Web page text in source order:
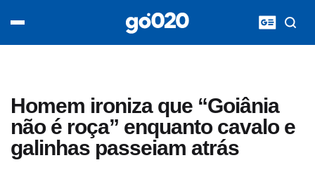
Homem ironiza que “Goiânia
não é roça” enquanto cavalo e
galinhas passeiam atrás
acontece agora
entretenimento
vídeos
pod020